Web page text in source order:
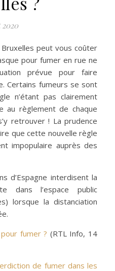
2020
pour fumer en rue ne
prévue pour faire
Certains fumeurs se sont
n’étant pas clairement
au règlement de chaque
retrouver ! La prudence
que cette nouvelle règle
impopulaire auprès des
d’Espagne interdisent la
dans l’espace public
lorsque la distanciation
fumer ? (RTL Info, 14
de fumer dans les